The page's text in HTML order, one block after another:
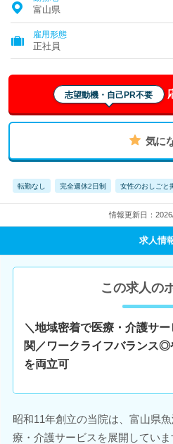
富山県
雇用形態
正社員
志望動機・自己PR不要
気に
転勤なし 完全週休2日制 女性のおしごと
情報更新日：
求人情
この求人の
＼地域密着で医療・介護サ
関／ワークライフバランス◎
を両立可
昭和11年創立の当院は、富山県
療・介護サービスを展開してい